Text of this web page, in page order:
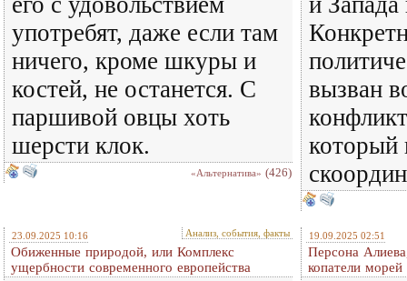
употребят, даже если там
ничего, кроме шкуры и
костей, не останется. С
паршивой овцы хоть
шерсти клок.
«Альтернатива» (426)
вызван
который
23.09.2025 10:16 Анализ, события, факты
Обиженные природой, или Комплекс
ущербности современного европейства
19.09.2025 02:51
Персона
копатели морей